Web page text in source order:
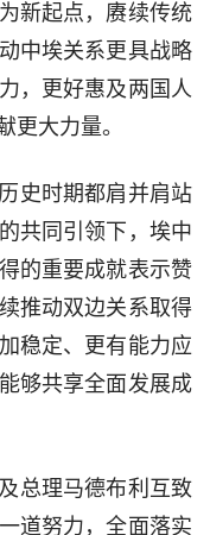
新起点，赓续传统
中埃关系更具战略
，更好惠及两国人
更大力量。
史时期都肩并肩站
共同引领下，埃中
的重要成就表示赞
推动双边关系取得
稳定、更有能力应
够共享全面发展成
总理马德布利互致
道努力，全面落实